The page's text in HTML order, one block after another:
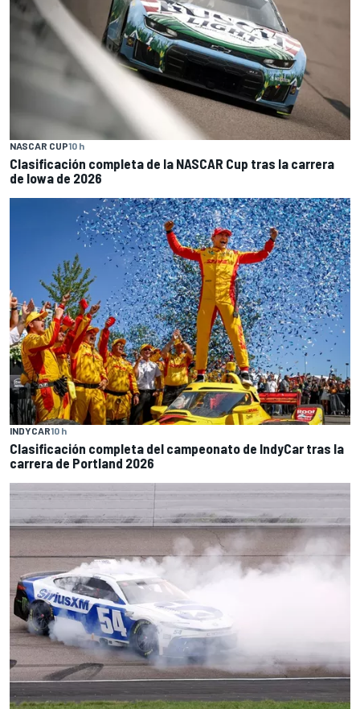
NASCAR CUP10 h
Clasificación completa de la NASCAR Cup tras la carrera
de Iowa de 2026
INDYCAR10 h
Clasificación completa del campeonato de IndyCar tras la
carrera de Portland 2026